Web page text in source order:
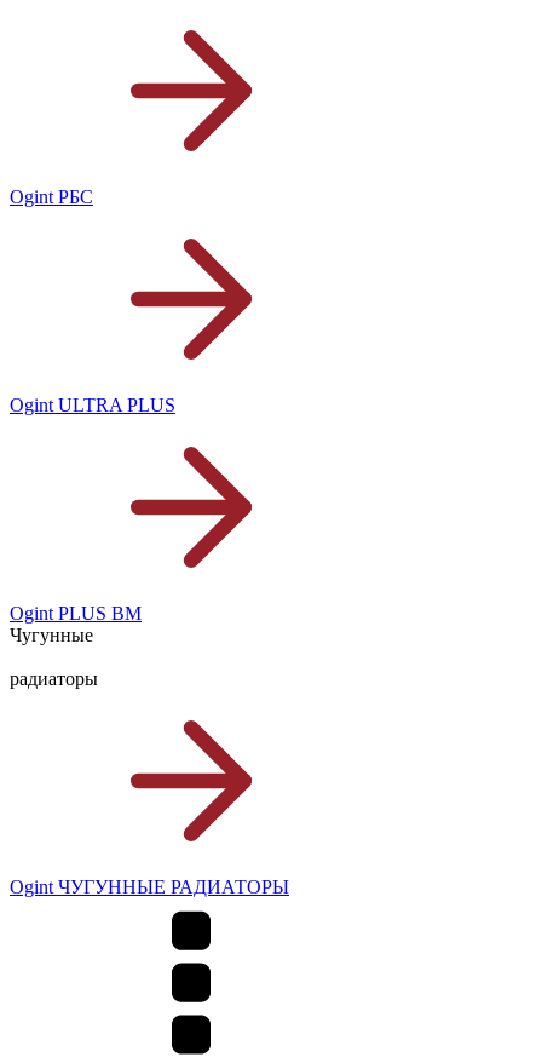
Ogint РБС
Ogint ULTRA PLUS
Ogint PLUS BM
Чугунные
радиаторы
Ogint ЧУГУННЫЕ РАДИАТОРЫ